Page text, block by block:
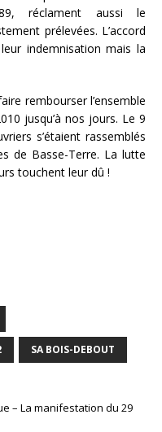
réclament aussi le
prélevées. L’accord
indemnisation mais la
rembourser l’ensemble
jusqu’à nos jours. Le 9
s’étaient rassemblés
de Basse-Terre. La lutte
touchent leur dû !
SA BOIS-DEBOUT
– La manifestation du 29